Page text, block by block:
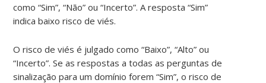
como “Sim”, “Não” ou “Incerto”. A resposta “Sim”
indica baixo risco de viés.
O risco de viés é julgado como “Baixo”, “Alto” ou
“Incerto”. Se as respostas a todas as perguntas de
sinalização para um domínio forem “Sim”, o risco de